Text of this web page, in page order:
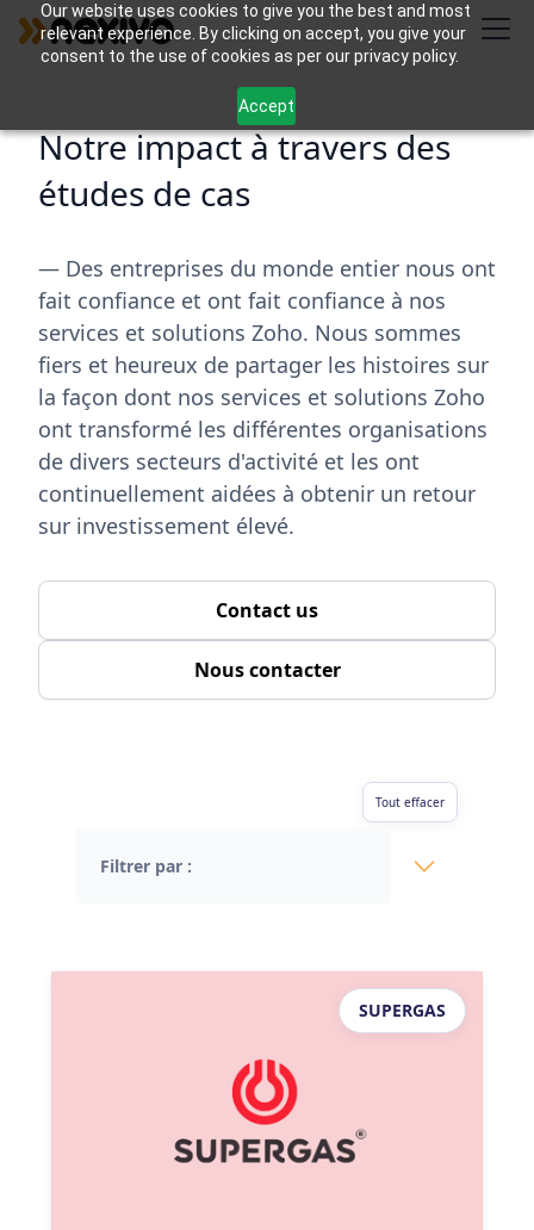
Our website uses cookies to give you the best and most
relevant experience. By clicking on accept, you give your
consent to the use of cookies as per our privacy policy.
Accept
Notre impact à travers des
études de cas
— Des entreprises du monde entier nous ont
fait confiance et ont fait confiance à nos
services et solutions Zoho. Nous sommes
fiers et heureux de partager les histoires sur
la façon dont nos services et solutions Zoho
ont transformé les différentes organisations
de divers secteurs d'activité et les ont
continuellement aidées à obtenir un retour
sur investissement élevé.
Nous contacter
Contact us
Tout effacer
Filtrer par :
SUPERGAS